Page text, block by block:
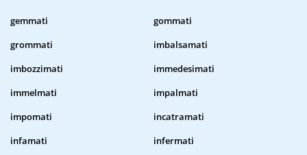
gemmati
gommati
grommati
imbalsamati
imbozzimati
immedesimati
immelmati
impalmati
impomati
incatramati
infamati
infermati